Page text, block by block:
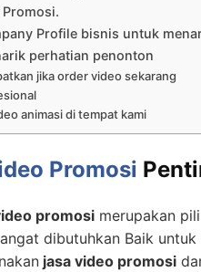
Profile bisnis untuk
perhatian penonton
jika order video sekarang
animasi di tempat kami
Promosi
promosi merupakan
dibutuhkan Baik
jasa video promosi